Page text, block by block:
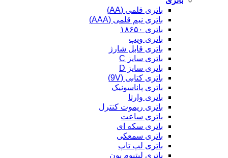
باتری قلمی (AA)
باتری نیم قلمی (AAA)
باتری ۱۸۶۵۰
باتری ویپ
باتری قابل شارژ
باتری سایز C
باتری سایز D
باتری کتابی (9V)
باتری پاناسونیک
باتری وارتا
باتری ریموت کنترل
باتری ساعت
باتری سکه ای
باتری سمعکی
باتری لپ تاپ
باتری لیتیوم یون